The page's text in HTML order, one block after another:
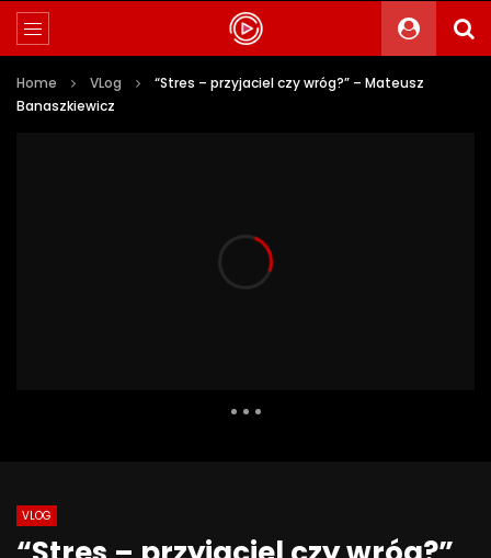
Home VLog
“Stres – przyjaciel czy wróg?” – Mateusz
Banaszkiewicz
VLOG